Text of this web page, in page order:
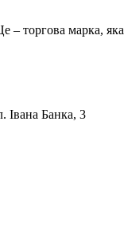
– торгова марка,
Івана Банка, 3